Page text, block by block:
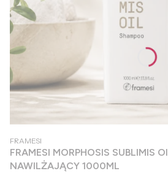
PRODUCENT
FRAMESI
FRAMESI MORPHOSIS SUBLIMIS
NAWILŻAJĄCY 1000ML